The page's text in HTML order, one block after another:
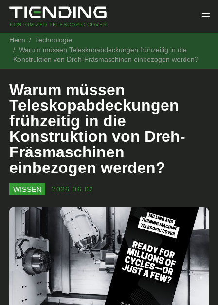
Heim
Technologie
Warum müssen Teleskopabdeckungen frühzeitig in die
Konstruktion von Dreh-Fräsmaschinen einbezogen werden?
Warum müssen
Teleskopabdeckungen
frühzeitig in die
Konstruktion von Dreh-
Fräsmaschinen
einbezogen werden?
2026.06.02
WISSEN